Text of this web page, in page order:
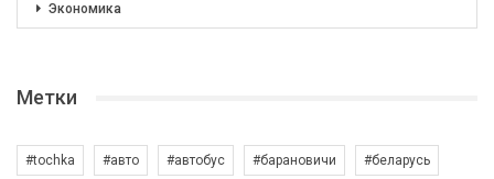
Экономика
Метки
#tochka #авто #автобус #барановичи #беларусь